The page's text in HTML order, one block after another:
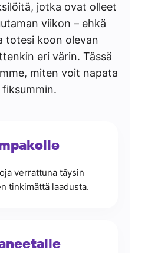
jotka ovat olleet
viikon – ehkä
totesi koon olevan
eri värin. Tässä
miten voit napata
verrattuna täysin
tinkimättä laadusta.